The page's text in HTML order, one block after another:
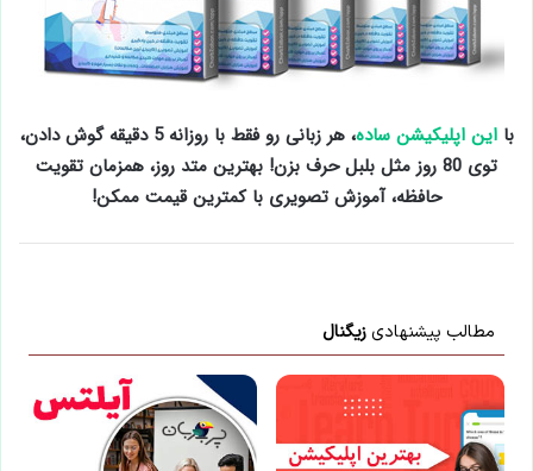
بااین اپلیکیشن ساده
، هر زبانی رو فقط با روزانه 5 دقیقه گوش دادن،
توی 80 روز مثل بلبل حرف بزن! بهترین متد روز، همزمان تقویت
حافظه، آموزش تصویری با کمترین قیمت ممکن!